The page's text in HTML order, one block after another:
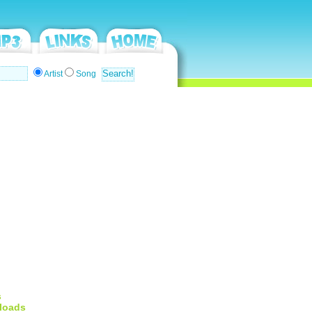
Artist Song